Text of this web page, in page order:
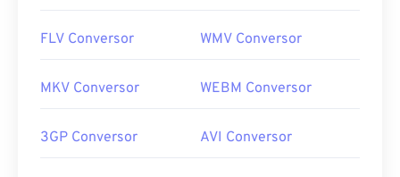
FLV Conversor WMV Conversor
MKV Conversor WEBM Conversor
3GP Conversor AVI Conversor